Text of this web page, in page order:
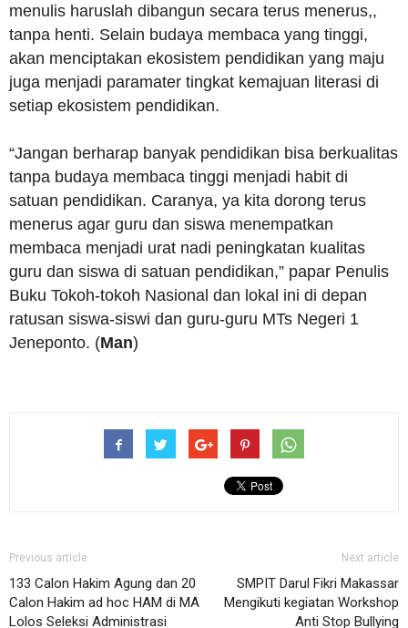
menulis haruslah dibangun secara terus menerus,,
tanpa henti. Selain budaya membaca yang tinggi,
akan menciptakan ekosistem pendidikan yang maju
juga menjadi paramater tingkat kemajuan literasi di
setiap ekosistem pendidikan.
“Jangan berharap banyak pendidikan bisa berkualitas
tanpa budaya membaca tinggi menjadi habit di
satuan pendidikan. Caranya, ya kita dorong terus
menerus agar guru dan siswa menempatkan
membaca menjadi urat nadi peningkatan kualitas
guru dan siswa di satuan pendidikan,” papar Penulis
Buku Tokoh-tokoh Nasional dan lokal ini di depan
ratusan siswa-siswi dan guru-guru MTs Negeri 1
Jeneponto. (Man)
Previous article
133 Calon Hakim Agung dan 20
Calon Hakim ad hoc HAM di MA
Lolos Seleksi Administrasi
Next article
SMPIT Darul Fikri Makassar
Mengikuti kegiatan Workshop
Anti Stop Bullying